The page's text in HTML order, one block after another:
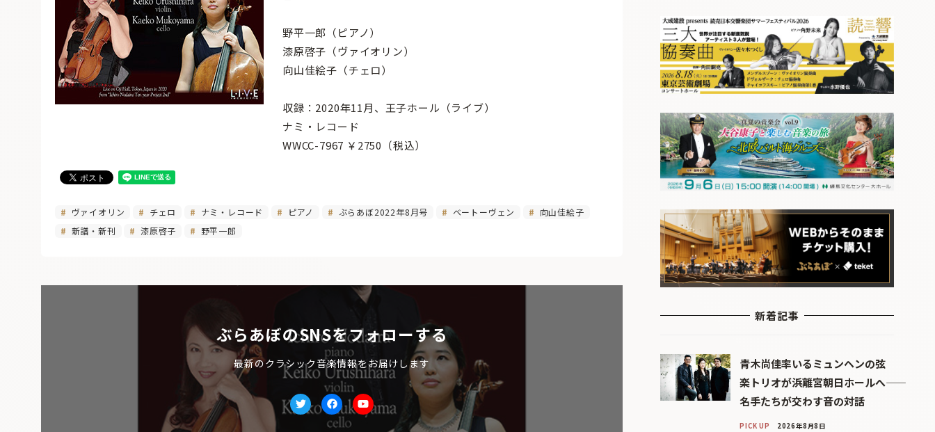
野平一郎（ピアノ）
漆原啓子（ヴァイオリン）
向山佳絵子（チェロ）
収録：2020年11月、王子ホール（ライブ）
ナミ・レコード
WWCC-7967 ￥2750（税込）
ヴァイオリン チェロ ナミ・レコード ピアノ ぶらあぼ2022年8月号 ベートーヴェン
向山佳絵子
新譜・新刊
漆原啓子 野平一郎
ぶらあぼのSNSをフォローする
最新のクラシック音楽情報をお届けします
TwitterfacebookYoutube
新着記事
青木尚佳率いるミュンヘンの弦
楽トリオが浜離宮朝日ホールへ――
名手たちが交わす音の対話
PICK UP 2026年8月8日